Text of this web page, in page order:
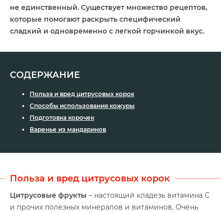
не единственный. Существует множество рецептов,
которые помогают раскрыть специфический
сладкий и одновременно с легкой горчинкой вкус.
СОДЕРЖАНИЕ
Польза и вред цитрусовых корок
Способы использования кожуры
Подготовка корочек
Варенье из мандаринов
Польза и вред цитрусовых корок
Цитрусовые фрукты – настоящий кладезь витамина С
и прочих полезных минералов и витаминов. Очень